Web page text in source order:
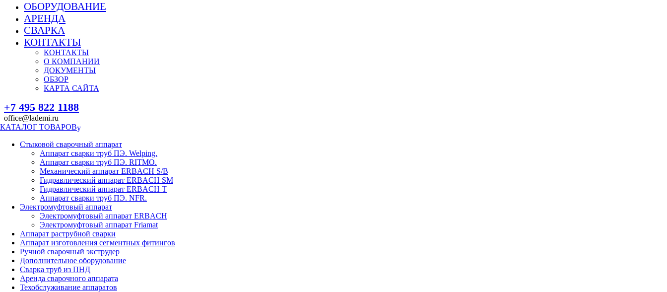
ОБОРУДОВАНИЕ
АРЕНДА
СВАРКА
КОНТАКТЫ
КОНТАКТЫ
О КОМПАНИИ
ДОКУМЕНТЫ
ОБЗОР
КАРТА САЙТА
+7 495 822 1188
office@lademi.ru
КАТАЛОГ ТОВАРОВ
Стыковой сварочный аппарат
Аппарат сварки труб ПЭ. Welping.
Аппарат сварки труб ПЭ. RITMO.
Механический аппарат ERBACH S/B
Гидравлический аппарат ERBACH SM
Гидравлический аппарат ERBACH T
Аппарат сварки труб ПЭ. NFR.
Электромуфтовый аппарат
Электромуфтовый аппарат ERBACH
Электромуфтовый аппарат Friamat
Аппарат раструбной сварки
Аппарат изготовления сегментных фитингов
Ручной сварочный экструдер
Дополнительное оборудование
Сварка труб из ПНД
Аренда сварочного аппарата
Техобслуживание аппаратов